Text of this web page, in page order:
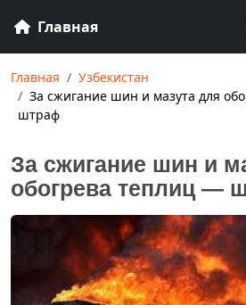
Главная
Главная
Узбекистан
За сжигание шин и мазута для
штраф
За сжигание шин и
обогрева теплиц —